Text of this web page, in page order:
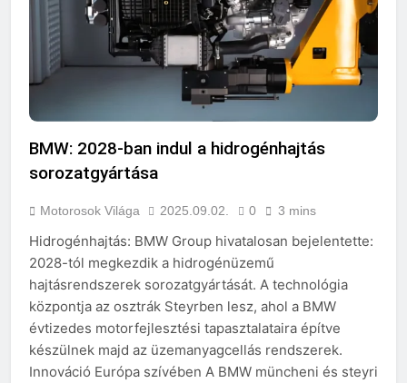
BMW: 2028-ban indul a hidrogénhajtás
sorozatgyártása
Motorosok Világa 2025.09.02. 0 3 mins
Hidrogénhajtás: BMW Group hivatalosan bejelentette:
2028-tól megkezdik a hidrogénüzemű
hajtásrendszerek sorozatgyártását. A technológia
központja az osztrák Steyrben lesz, ahol a BMW
évtizedes motorfejlesztési tapasztalataira építve
készülnek majd az üzemanyagcellás rendszerek.
Innováció Európa szívében A BMW müncheni és steyri